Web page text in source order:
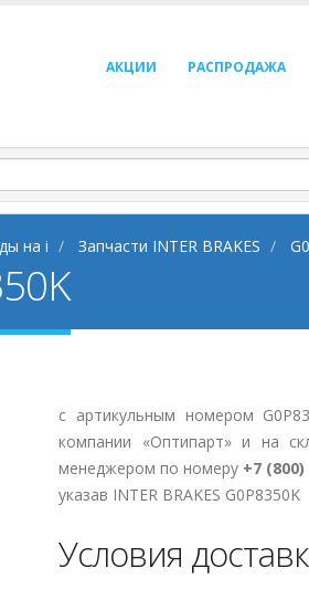
АКЦИИ РАСПРОДАЖА
на i Запчасти INTER BRAKES
с артикульным номером
компании «Оптипарт» и на
менеджером по номеру +7
указав INTER BRAKES G0P8350K
Условия